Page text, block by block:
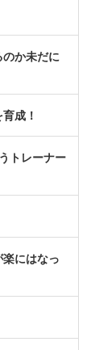
のか未だに
成！
トレーナー
にはなっ